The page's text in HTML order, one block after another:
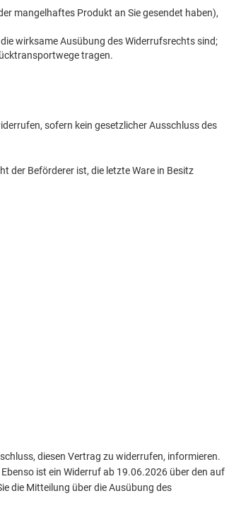
mangelhaftes Produkt an Sie gesendet haben),
wirksame Ausübung des Widerrufsrechts sind;
tragen.
sofern kein gesetzlicher Ausschluss des
der Beförderer ist, die letzte Ware in Besitz
diesen Vertrag zu widerrufen, informieren.
ist ein Widerruf ab 19.06.2026 über den auf
die Mitteilung über die Ausübung des